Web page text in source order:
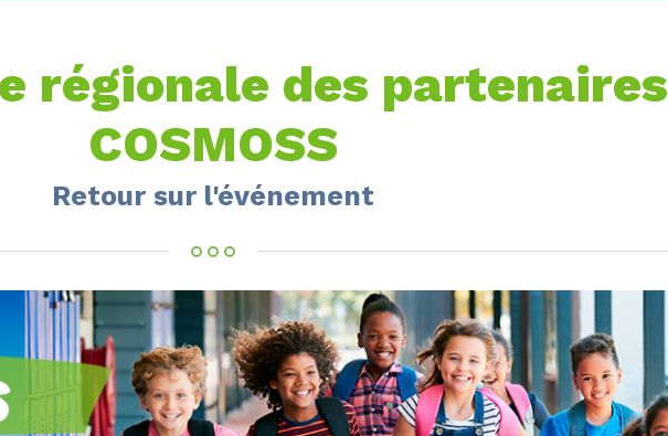
régionale des partenaires
COSMOSS
Retour sur l'événement